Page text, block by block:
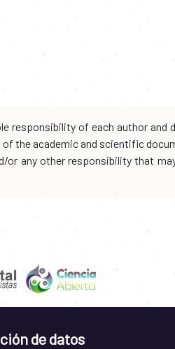
responsibility of each author
the academic and scientific
any other responsibility that
de datos